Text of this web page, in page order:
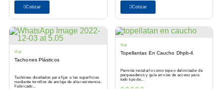
Cotizar Cotizar
Vial
Tachones Plásticos
Tachónes diseñados para fijar a las superficies
mediante tornillos de anclaje de alta resistencia.
Fabricado...
Vial
Topellantas En Caucho Dhpb-4
Permite instalarlo como tope o delimitador de
parqueaderos y guía en vías de acceso para
todo tipo de...